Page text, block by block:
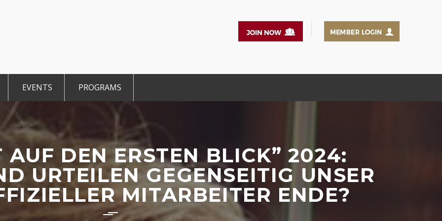
Members
EVENTS
CCE Intro
PROGRAMS
TiE Student
TiE University
AUF DEN ERSTEN BLICK” 2024:
URTEILEN GEGENSEITIG UNSER
MITARBEITER ENDE?